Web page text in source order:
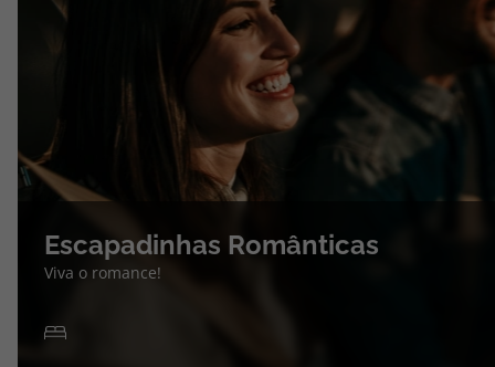
Escapadinhas Românticas
Viva o romance!